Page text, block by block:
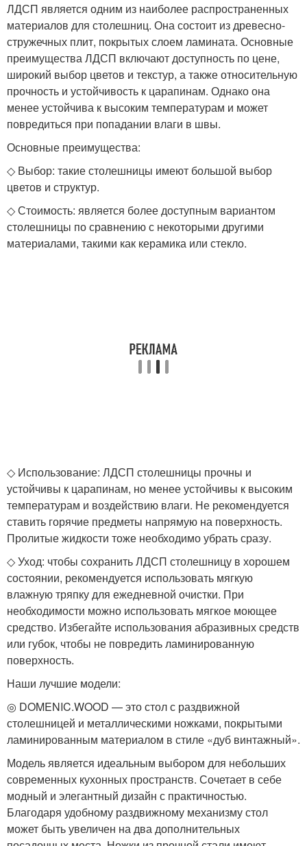
ЛДСП является одним из наиболее распространенных
материалов для столешниц. Она состоит из древесно-
стружечных плит, покрытых слоем ламината. Основные
преимущества ЛДСП включают доступность по цене,
широкий выбор цветов и текстур, а также относительную
прочность и устойчивость к царапинам. Однако она
менее устойчива к высоким температурам и может
повредиться при попадании влаги в швы.
Основные преимущества:
◇ Выбор: такие столешницы имеют большой выбор
цветов и структур.
◇ Стоимость: является более доступным вариантом
столешницы по сравнению с некоторыми другими
материалами, такими как керамика или стекло.
◇ Использование: ЛДСП столешницы прочны и
устойчивы к царапинам, но менее устойчивы к высоким
температурам и воздействию влаги. Не рекомендуется
ставить горячие предметы напрямую на поверхность.
Пролитые жидкости тоже необходимо убрать сразу.
◇ Уход: чтобы сохранить ЛДСП столешницу в хорошем
состоянии, рекомендуется использовать мягкую
влажную тряпку для ежедневной очистки. При
необходимости можно использовать мягкое моющее
средство. Избегайте использования абразивных средств
или губок, чтобы не повредить ламинированную
поверхность.
Наши лучшие модели:
◎ DOMENIC.WOOD — это стол с раздвижной
столешницей и металлическими ножками, покрытыми
ламинированным материалом в стиле «дуб винтажный».
Модель является идеальным выбором для небольших
современных кухонных пространств. Сочетает в себе
модный и элегантный дизайн с практичностью.
Благодаря удобному раздвижному механизму стол
может быть увеличен на два дополнительных